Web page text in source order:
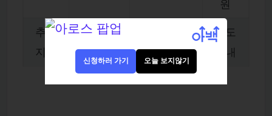
원
추가
지급
특별사유
시
별도
안내
신청하러 가기 오늘 보지않기